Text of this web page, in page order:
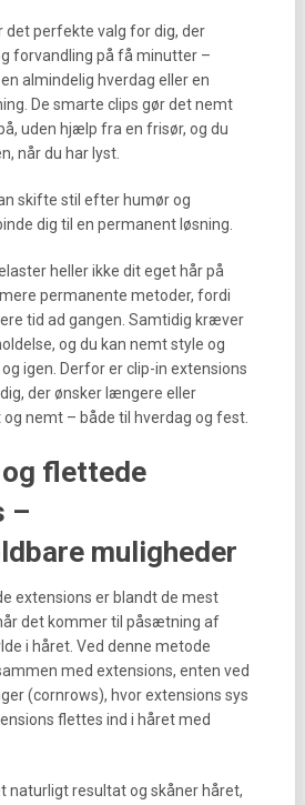
det perfekte valg for dig, der
forvandling på få minutter –
almindelig hverdag eller en
De smarte clips gør det nemt
uden hjælp fra en frisør, og du
når du har lyst.
skifte stil efter humør og
dig til en permanent løsning.
heller ikke dit eget hår på
permanente metoder, fordi
tid ad gangen. Samtidig kræver
og du kan nemt style og
igen. Derfor er clip-in extensions
der ønsker længere eller
nemt – både til hverdag og fest.
flettede
–
muligheder
extensions er blandt de mest
det kommer til påsætning af
i håret. Ved denne metode
med extensions, enten ved
(cornrows), hvor extensions sys
flettes ind i håret med
naturligt resultat og skåner håret,